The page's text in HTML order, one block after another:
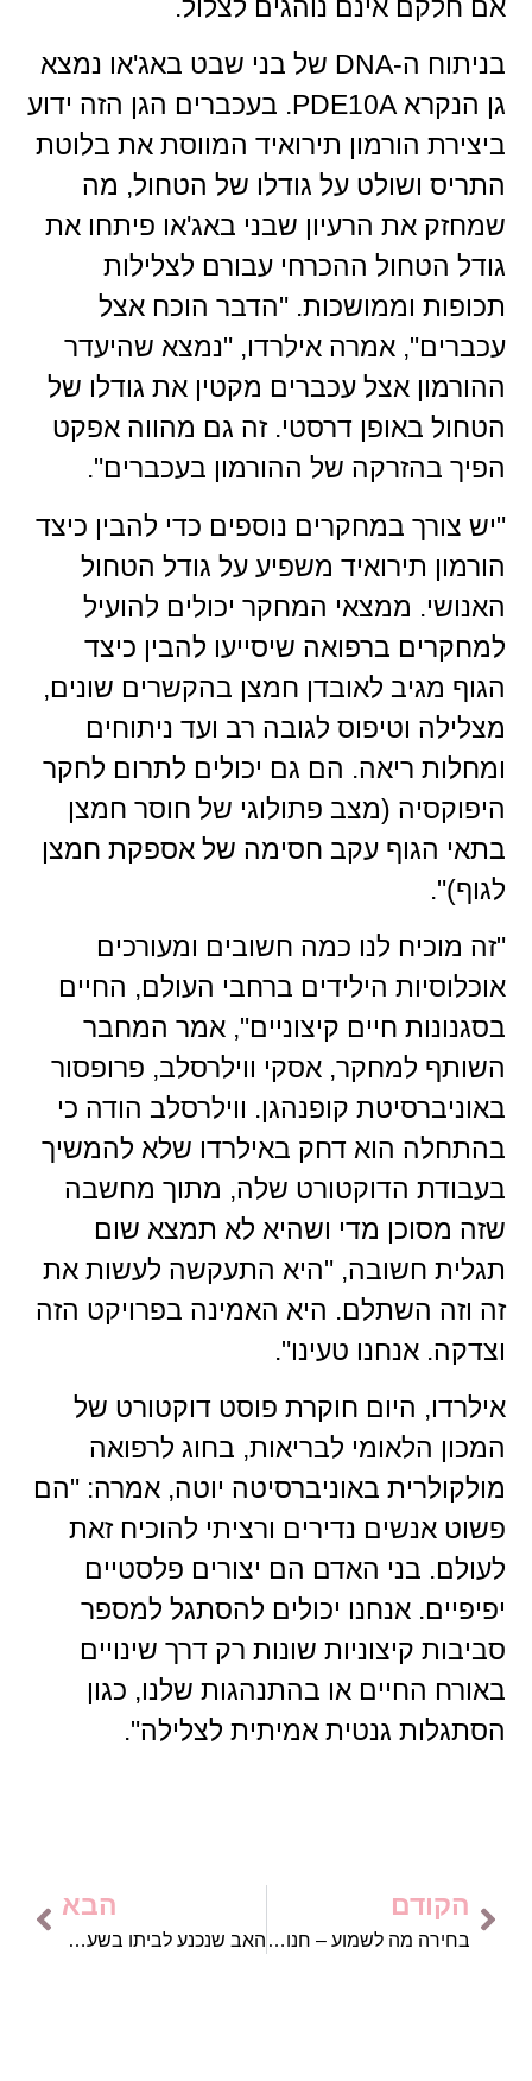
אם חלקם אינם נוהגים לצלול.
בניתוח ה-DNA של בני שבט באג'או נמצא
גן הנקרא PDE10A. בעכברים הגן הזה ידוע
ביצירת הורמון תירואיד המווסת את בלוטת
התריס ושולט על גודלו של הטחול, מה
שמחזק את הרעיון שבני באג'או פיתחו את
גודל הטחול ההכרחי עבורם לצלילות
תכופות וממושכות. "הדבר הוכח אצל
עכברים", אמרה אילרדו, "נמצא שהיעדר
ההורמון אצל עכברים מקטין את גודלו של
הטחול באופן דרסטי. זה גם מהווה אפקט
הפיך בהזרקה של ההורמון בעכברים".
"יש צורך במחקרים נוספים כדי להבין כיצד
הורמון תירואיד משפיע על גודל הטחול
האנושי. ממצאי המחקר יכולים להועיל
למחקרים ברפואה שיסייעו להבין כיצד
הגוף מגיב לאובדן חמצן בהקשרים שונים,
מצלילה וטיפוס לגובה רב ועד ניתוחים
ומחלות ריאה. הם גם יכולים לתרום לחקר
היפוקסיה (מצב פתולוגי של חוסר חמצן
בתאי הגוף עקב חסימה של אספקת חמצן
לגוף)".
"זה מוכיח לנו כמה חשובים ומעורכים
אוכלוסיות הילידים ברחבי העולם, החיים
בסגנונות חיים קיצוניים", אמר המחבר
השותף למחקר, אסקי ווילרסלב, פרופסור
באוניברסיטת קופנהגן. ווילרסלב הודה כי
בהתחלה הוא דחק באילרדו שלא להמשיך
בעבודת הדוקטורט שלה, מתוך מחשבה
שזה מסוכן מדי ושהיא לא תמצא שום
תגלית חשובה, "היא התעקשה לעשות את
זה וזה השתלם. היא האמינה בפרויקט הזה
וצדקה. אנחנו טעינו".
אילרדו, היום חוקרת פוסט דוקטורט של
המכון הלאומי לבריאות, בחוג לרפואה
מולקולרית באוניברסיטה יוטה, אמרה: "הם
פשוט אנשים נדירים ורציתי להוכיח זאת
לעולם. בני האדם הם יצורים פלסטיים
יפיפיים. אנחנו יכולים להסתגל למספר
סביבות קיצוניות שונות רק דרך שינויים
באורח החיים או בהתנהגות שלנו, כגון
הסתגלות גנטית אמיתית לצלילה".
הקודם
בחירה מה לשמוע – חנוך דאום
הבא
האב שנכנע לביתו בשעת השכבה